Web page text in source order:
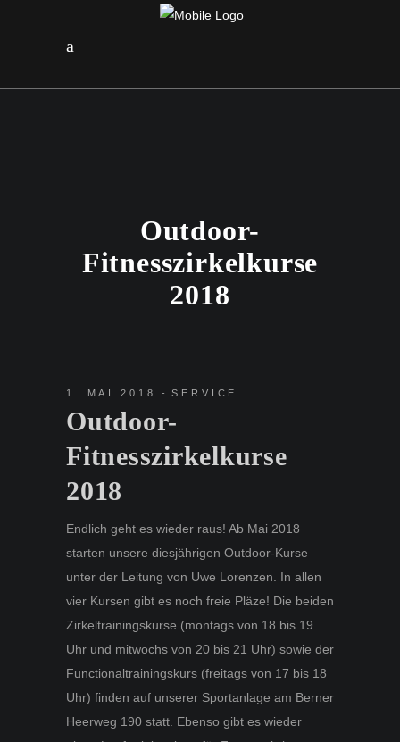
Outdoor-
Fitnesszirkelkurse
2018
1. MAI 2018 SERVICE
Outdoor-
Fitnesszirkelkurse
2018
Endlich geht es wieder raus! Ab Mai 2018
starten unsere diesjährigen Outdoor-Kurse
unter der Leitung von Uwe Lorenzen. In allen
vier Kursen gibt es noch freie Pläze! Die beiden
Zirkeltrainingskurse (montags von 18 bis 19
Uhr und mitwochs von 20 bis 21 Uhr) sowie der
Functionaltrainingskurs (freitags von 17 bis 18
Uhr) finden auf unserer Sportanlage am Berner
Heerweg 190 statt. Ebenso gibt es wieder